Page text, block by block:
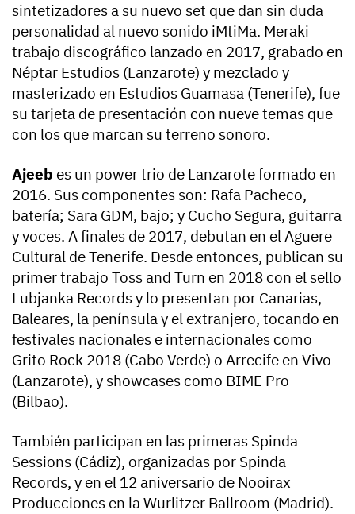
sintetizadores a su nuevo set que dan sin duda
personalidad al nuevo sonido iMtiMa. Meraki
trabajo discográfico lanzado en 2017, grabado en
Néptar Estudios (Lanzarote) y mezclado y
masterizado en Estudios Guamasa (Tenerife), fue
su tarjeta de presentación con nueve temas que
con los que marcan su terreno sonoro.
Ajeeb es un power trio de Lanzarote formado en
2016. Sus componentes son: Rafa Pacheco,
batería; Sara GDM, bajo; y Cucho Segura, guitarra
y voces. A finales de 2017, debutan en el Aguere
Cultural de Tenerife. Desde entonces, publican su
primer trabajo Toss and Turn en 2018 con el sello
Lubjanka Records y lo presentan por Canarias,
Baleares, la península y el extranjero, tocando en
festivales nacionales e internacionales como
Grito Rock 2018 (Cabo Verde) o Arrecife en Vivo
(Lanzarote), y showcases como BIME Pro
(Bilbao).
También participan en las primeras Spinda
Sessions (Cádiz), organizadas por Spinda
Records, y en el 12 aniversario de Nooirax
Producciones en la Wurlitzer Ballroom (Madrid).